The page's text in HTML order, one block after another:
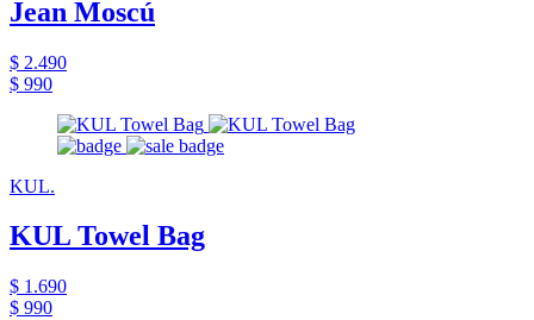
Jean Moscú
$ 2.490
$ 990
KUL.
KUL Towel Bag
$ 1.690
$ 990